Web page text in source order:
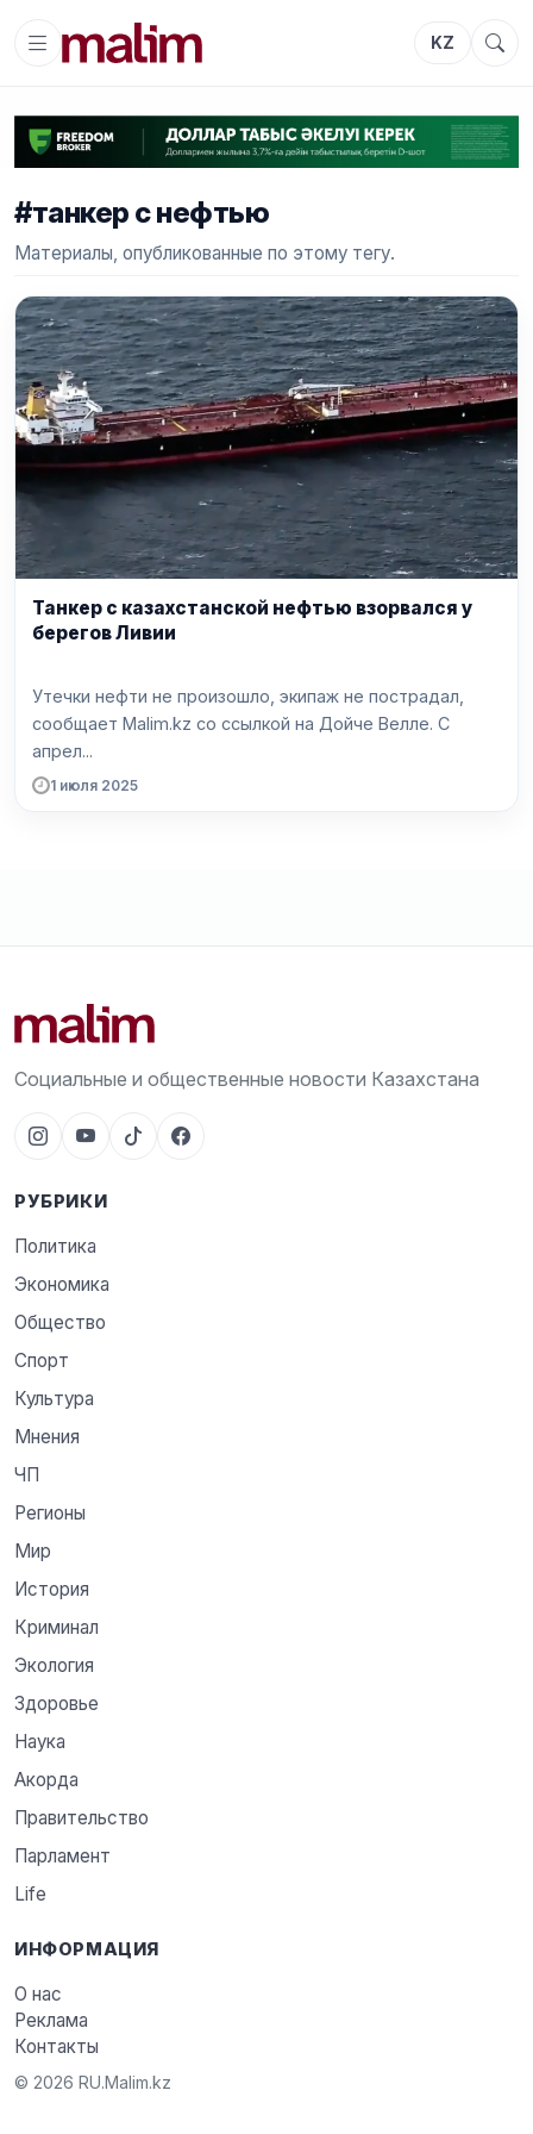
KZ
#танкер с нефтью
Материалы, опубликованные по этому тегу.
Танкер с казахстанской нефтью взорвался у
берегов Ливии
Утечки нефти не произошло, экипаж не пострадал,
сообщает Malim.kz со ссылкой на Дойче Велле. С
апрел...
1 июля 2025
Социальные и общественные новости Казахстана
РУБРИКИ
Политика
Экономика
Общество
Спорт
Культура
Мнения
ЧП
Регионы
Мир
История
Криминал
Экология
Здоровье
Наука
Акорда
Правительство
Парламент
Life
ИНФОРМАЦИЯ
О нас
Реклама
Контакты
© 2026 RU.Malim.kz